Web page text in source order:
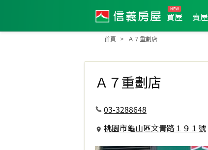
買屋 賣屋
首頁 Ａ７重劃店
Ａ７重劃店
03-3288648
桃園市龜山區文青路１９１號